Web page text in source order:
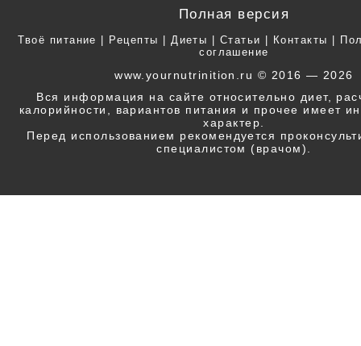
Полная версия
Твоё питание | Рецепты | Диеты | Статьи | Контакты |
соглашение
www.yournutrinition.ru © 2016 — 2026
Вся информация на сайте относительно диет,
калорийности, вариантов питания и прочее имеет
характер.
Перед использованием рекомендуется
специалистом (врачом).